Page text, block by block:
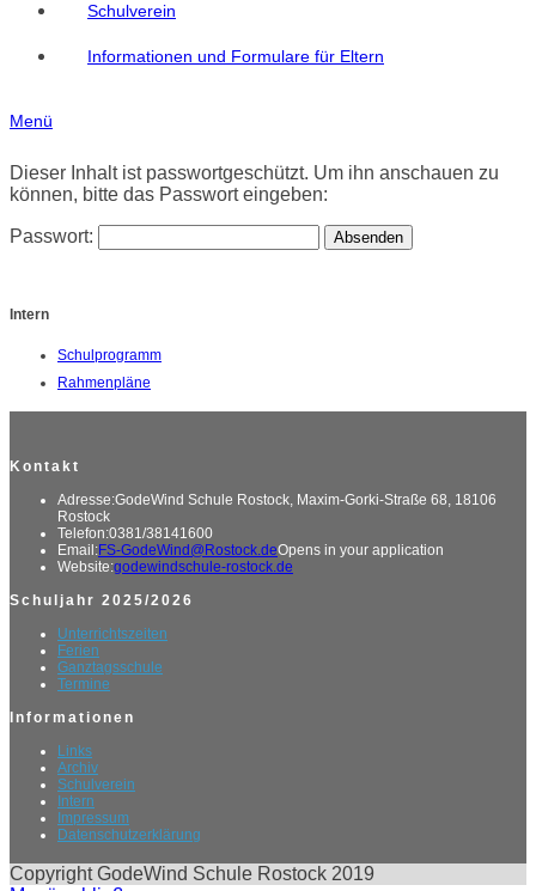
Schulverein
Informationen und Formulare für Eltern
Menü
Dieser Inhalt ist passwortgeschützt. Um ihn anschauen zu
können, bitte das Passwort eingeben:
Passwort:
Intern
Schulprogramm
Rahmenpläne
Kontakt
Adresse:GodeWind Schule Rostock, Maxim-Gorki-Straße 68, 18106
Rostock
Telefon:0381/38141600
Email:FS-GodeWind@Rostock.deOpens in your application
Website:godewindschule-rostock.de
Schuljahr 2025/2026
Unterrichtszeiten
Ferien
Ganztagsschule
Termine
Informationen
Links
Archiv
Schulverein
Intern
Impressum
Datenschutzerklärung
Copyright GodeWind Schule Rostock 2019